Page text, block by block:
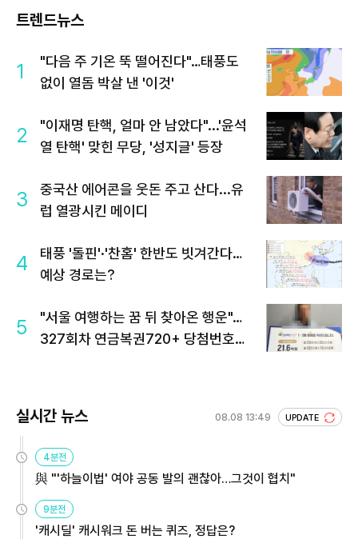
트렌드뉴스
1
"다음 주 기온 뚝 떨어진다"…태풍도
없이 열돔 박살 낸 '이것'
2
"이재명 탄핵, 얼마 안 남았다"...'윤석
열 탄핵' 맞힌 무당, '성지글' 등장
3
중국산 에어콘을 웃돈 주고 산다...유
럽 열광시킨 메이디
4
태풍 '돌핀'·'찬홈' 한반도 빗겨간다…
예상 경로는?
5
"서울 여행하는 꿈 뒤 찾아온 행운"…
327회차 연금복권720+ 당첨번호조
실시간 뉴스 08.08 13:49 UPDATE
4분전
與 "'하늘이법' 여야 공동 발의 괜찮아…그것이 협치"
9분전
'캐시딜' 캐시워크 돈 버는 퀴즈, 정답은?